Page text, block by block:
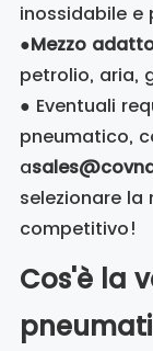
inossidabile e
●Mezzo
petrolio, aria,
● Eventuali
pneumatico,
a
selezionare la
competitivo!
Cos'è la